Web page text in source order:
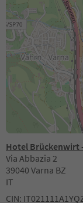
Hotel Brückenwirt
Via Abbazia 2
39040 Varna BZ
IT
CIN: